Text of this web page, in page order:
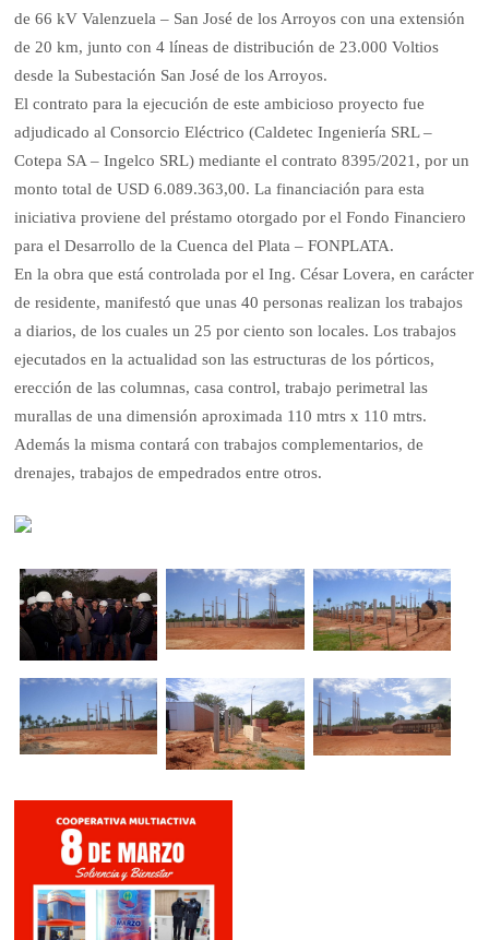
de 66 kV Valenzuela – San José de los Arroyos con una extensión
de 20 km, junto con 4 líneas de distribución de 23.000 Voltios
desde la Subestación San José de los Arroyos.
El contrato para la ejecución de este ambicioso proyecto fue
adjudicado al Consorcio Eléctrico (Caldetec Ingeniería SRL –
Cotepa SA – Ingelco SRL) mediante el contrato 8395/2021, por un
monto total de USD 6.089.363,00. La financiación para esta
iniciativa proviene del préstamo otorgado por el Fondo Financiero
para el Desarrollo de la Cuenca del Plata – FONPLATA.
En la obra que está controlada por el Ing. César Lovera, en carácter
de residente, manifestó que unas 40 personas realizan los trabajos
a diarios, de los cuales un 25 por ciento son locales. Los trabajos
ejecutados en la actualidad son las estructuras de los pórticos,
erección de las columnas, casa control, trabajo perimetral las
murallas de una dimensión aproximada 110 mtrs x 110 mtrs.
Además la misma contará con trabajos complementarios, de
drenajes, trabajos de empedrados entre otros.